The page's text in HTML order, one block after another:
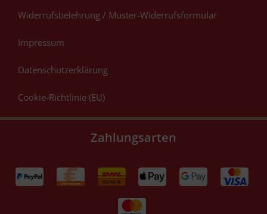
Widerrufsbelehrung / Muster-Widerrufsformular
Impressum
Datenschutzerklärung
Cookie-Richtlinie (EU)
Zahlungsarten